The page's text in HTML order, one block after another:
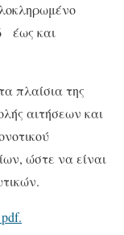
έως και
της
αιτήσεων και
ώστε να είναι